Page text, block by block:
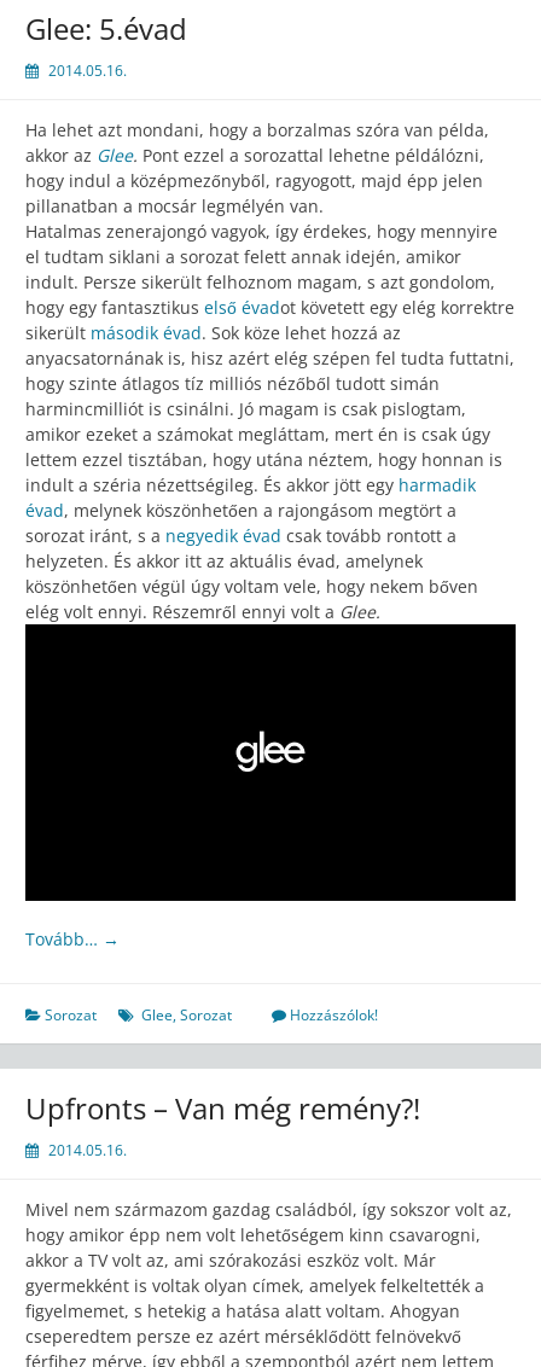
Glee: 5.évad
2014.05.16.
Ha lehet azt mondani, hogy a borzalmas szóra van példa,
akkor az Glee. Pont ezzel a sorozattal lehetne példálózni,
hogy indul a középmezőnyből, ragyogott, majd épp jelen
pillanatban a mocsár legmélyén van.
Hatalmas zenerajongó vagyok, így érdekes, hogy mennyire
el tudtam siklani a sorozat felett annak idején, amikor
indult. Persze sikerült felhoznom magam, s azt gondolom,
hogy egy fantasztikus első évadot követett egy elég korrektre
sikerült második évad. Sok köze lehet hozzá az
anyacsatornának is, hisz azért elég szépen fel tudta futtatni,
hogy szinte átlagos tíz milliós nézőből tudott simán
harmincmilliót is csinálni. Jó magam is csak pislogtam,
amikor ezeket a számokat megláttam, mert én is csak úgy
lettem ezzel tisztában, hogy utána néztem, hogy honnan is
indult a széria nézettségileg. És akkor jött egy harmadik
évad, melynek köszönhetően a rajongásom megtört a
sorozat iránt, s a negyedik évad csak tovább rontott a
helyzeten. És akkor itt az aktuális évad, amelynek
köszönhetően végül úgy voltam vele, hogy nekem bőven
elég volt ennyi. Részemről ennyi volt a Glee.
Tovább… →
Sorozat Glee,Sorozat Hozzászólok!
Upfronts – Van még remény?!
2014.05.16.
Mivel nem származom gazdag családból, így sokszor volt az,
hogy amikor épp nem volt lehetőségem kinn csavarogni,
akkor a TV volt az, ami szórakozási eszköz volt. Már
gyermekként is voltak olyan címek, amelyek felkeltették a
figyelmemet, s hetekig a hatása alatt voltam. Ahogyan
cseperedtem persze ez azért mérséklődött felnövekvő
férfihez mérve, így ebből a szempontból azért nem lettem